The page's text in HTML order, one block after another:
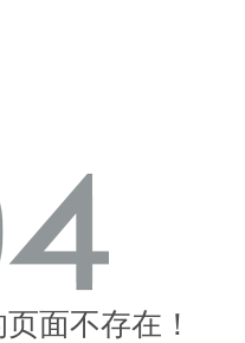
面不存在！